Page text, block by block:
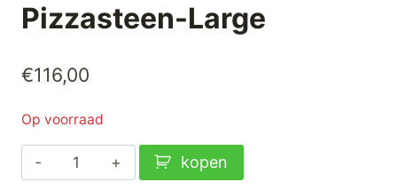
Pizzasteen-Large
€116,00
Op voorraad
BGE
Baking
kopen